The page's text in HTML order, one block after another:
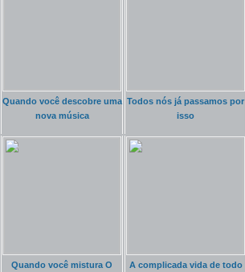
Quando você descobre uma
nova música
Todos nós já passamos por
isso
Quando você mistura O
A complicada vida de todo